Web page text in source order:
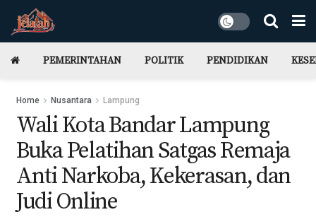
PEMERINTAHAN POLITIK PENDIDIKAN
Home Nusantara Lampung
Wali Kota Bandar Lampung
Buka Pelatihan Satgas Remaja
Anti Narkoba, Kekerasan, dan
Judi Online